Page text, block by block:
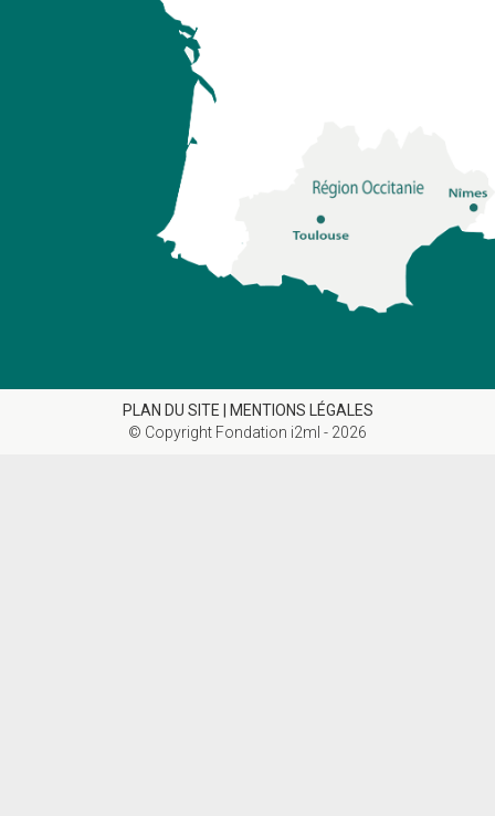
PLAN DU SITE |
MENTIONS LÉGALES
© Copyright Fondation i2ml - 2026